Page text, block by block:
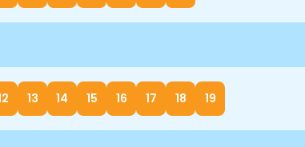
13 14 15 16 17 18 19